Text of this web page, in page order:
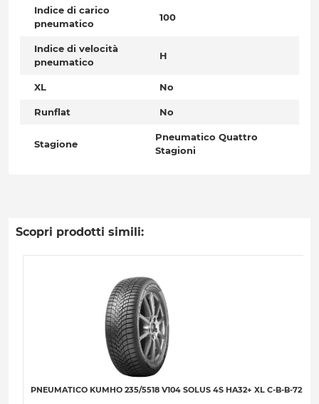
Indice di carico
pneumatico
100
Indice di velocità
pneumatico
H
XL No
Runflat No
Stagione
Pneumatico Quattro
Stagioni
Scopri prodotti simili:
PNEUMATICO KUMHO 235/5518 V104 SOLUS 4S HA32+ XL C-B-B-72